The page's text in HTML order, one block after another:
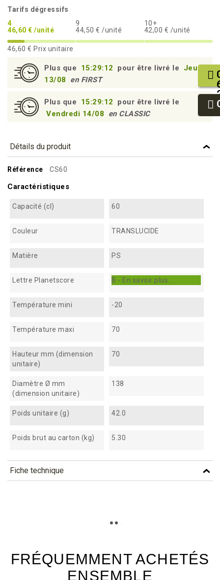
Tarifs dégressifs
4
46,60 € /unité
9
44,50 € /unité
10+
42,00 € /unité
46,60 € Prix unitaire
Plus que 15:29:12 pour être livré le
Jeudi
13/08
en FIRST
Plus que 15:29:12
pour être livré le
Vendredi 14/08
en CLASSIC
Détails du produit
Référence CS60
Caractéristiques
Capacité (cl) 60
Couleur TRANSLUCIDE
Matière PS
Lettre Planetscore B - En savoir plus...
Température mini -20
Température maxi 70
Hauteur mm (dimension
unitaire)
70
Diamètre Ø mm
(dimension unitaire)
138
Poids unitaire (g) 42.0
Poids brut au carton (kg) 5.30
Fiche technique
FRÉQUEMMENT ACHETÉS
ENSEMBLE